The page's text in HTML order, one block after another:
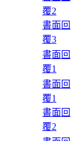
覆2
書面回
覆3
書面回
覆1
書面回
覆1
書面回
覆2